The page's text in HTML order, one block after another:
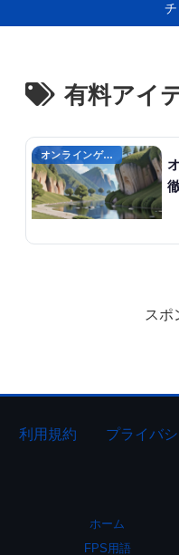
有料アイ
オンラインゲーム用語
スポ
利用規約 プライバ
ホーム
FPS用語